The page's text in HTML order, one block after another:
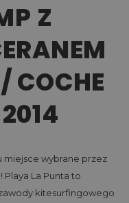
Z
COCHE
wybrane przez
Playa La Punta to
kitesurfingowego